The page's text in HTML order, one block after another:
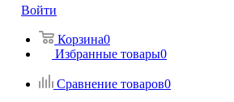
Войти
Корзина0
Избранные товары0
Сравнение товаров0